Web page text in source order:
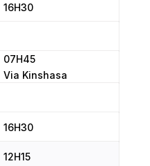
16H30
07H45
Via Kinshasa
16H30
12H15